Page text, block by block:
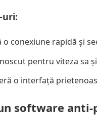
uri:
o conexiune rapidă și
pentru viteza sa
o interfață
software